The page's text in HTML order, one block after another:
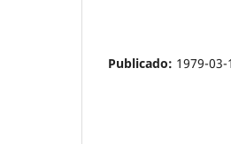
Publicado: 1979-03-